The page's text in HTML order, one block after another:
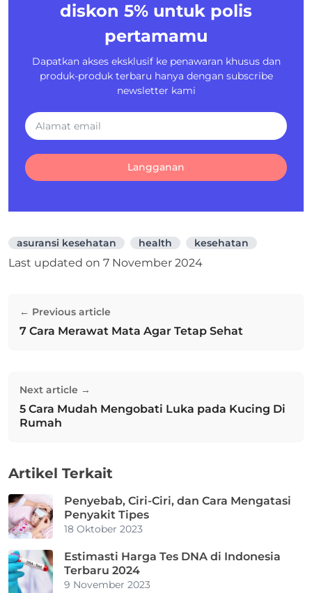
diskon 5% untuk polis
pertamamu
Dapatkan akses eksklusif ke penawaran khusus dan
produk-produk terbaru hanya dengan subscribe
newsletter kami
Langganan
asuransi kesehatan health kesehatan
Last updated on 7 November 2024
pos← Previous article
Previous post:
7 Cara Merawat Mata Agar Tetap Sehat
Next article →
Next post:
5 Cara Mudah Mengobati Luka pada Kucing Di
Rumah
Artikel Terkait
Penyebab, Ciri-Ciri, dan Cara Mengatasi
Penyakit Tipes
18 Oktober 2023
Estimasti Harga Tes DNA di Indonesia
Terbaru 2024
9 November 2023